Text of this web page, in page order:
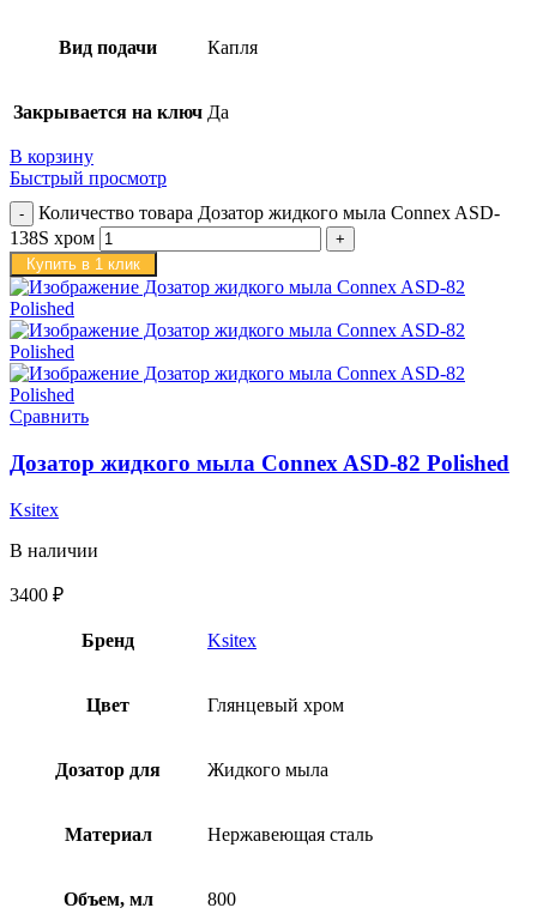
Вид подачи Капля
Закрывается на ключ Да
В корзину
Быстрый просмотр
Количество товара Дозатор жидкого мыла Connex ASD-
138S хром
Купить в 1 клик
Сравнить
Дозатор жидкого мыла Connex ASD-82 Polished
Ksitex
В наличии
3400 ₽
Бренд Ksitex
Цвет Глянцевый хром
Дозатор для Жидкого мыла
Материал Нержавеющая сталь
Объем, мл 800